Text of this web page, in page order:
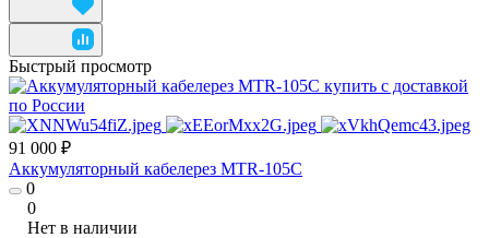
Быстрый просмотр
91 000 ₽
Аккумуляторный кабелерез MTR-105C
0
0
Нет в наличии